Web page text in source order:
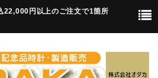
22,000円以上のご注文で1箇所